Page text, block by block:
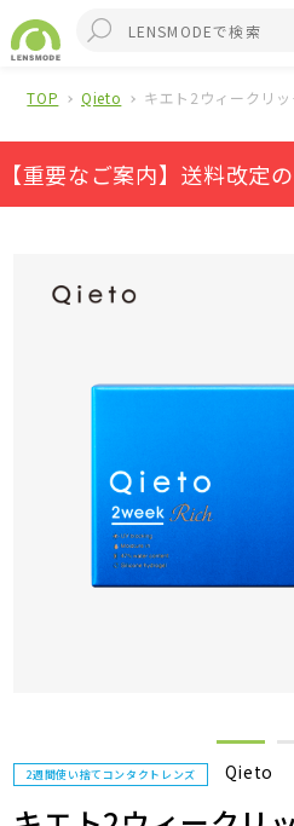
TOP Qieto キエト2ウィークリッ
【重要なご案内】送料改定
2週間使い捨てコンタクトレンズ Qieto